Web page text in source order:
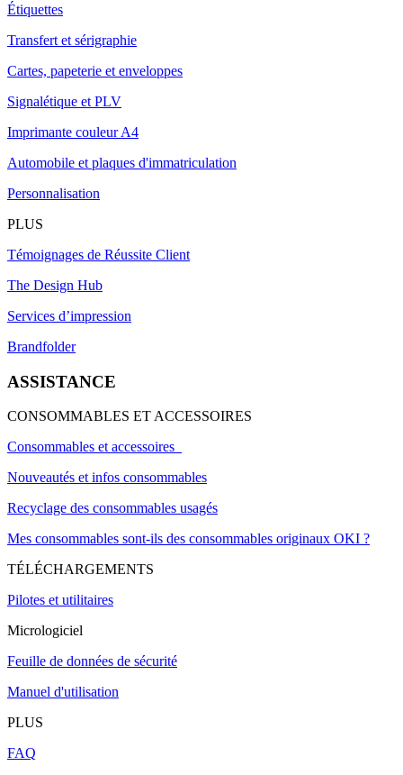
Étiquettes
Transfert et sérigraphie
Cartes, papeterie et enveloppes
Signalétique et PLV
Imprimante couleur A4
Automobile et plaques d'immatriculation
Personnalisation
PLUS
Témoignages de Réussite Client
The Design Hub
Services d’impression
Brandfolder
ASSISTANCE
CONSOMMABLES ET ACCESSOIRES
Consommables et accessoires
Nouveautés et infos consommables
Recyclage des consommables usagés
Mes consommables sont-ils des consommables originaux OKI ?
TÉLÉCHARGEMENTS
Pilotes et utilitaires
Micrologiciel
Feuille de données de sécurité
Manuel d'utilisation
PLUS
FAQ